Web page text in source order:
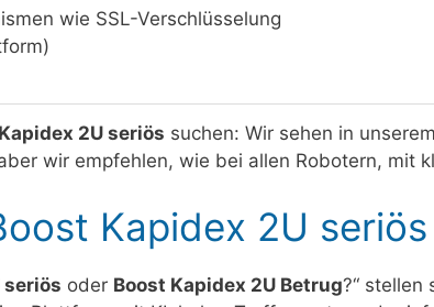
wie SSL-Verschlüsselung
2U seriös suchen: Wir sehen in
wir empfehlen, wie bei allen Robotern, mit
Kapidex 2U
seriös oder Boost Kapidex 2U Betrug?“ stellen